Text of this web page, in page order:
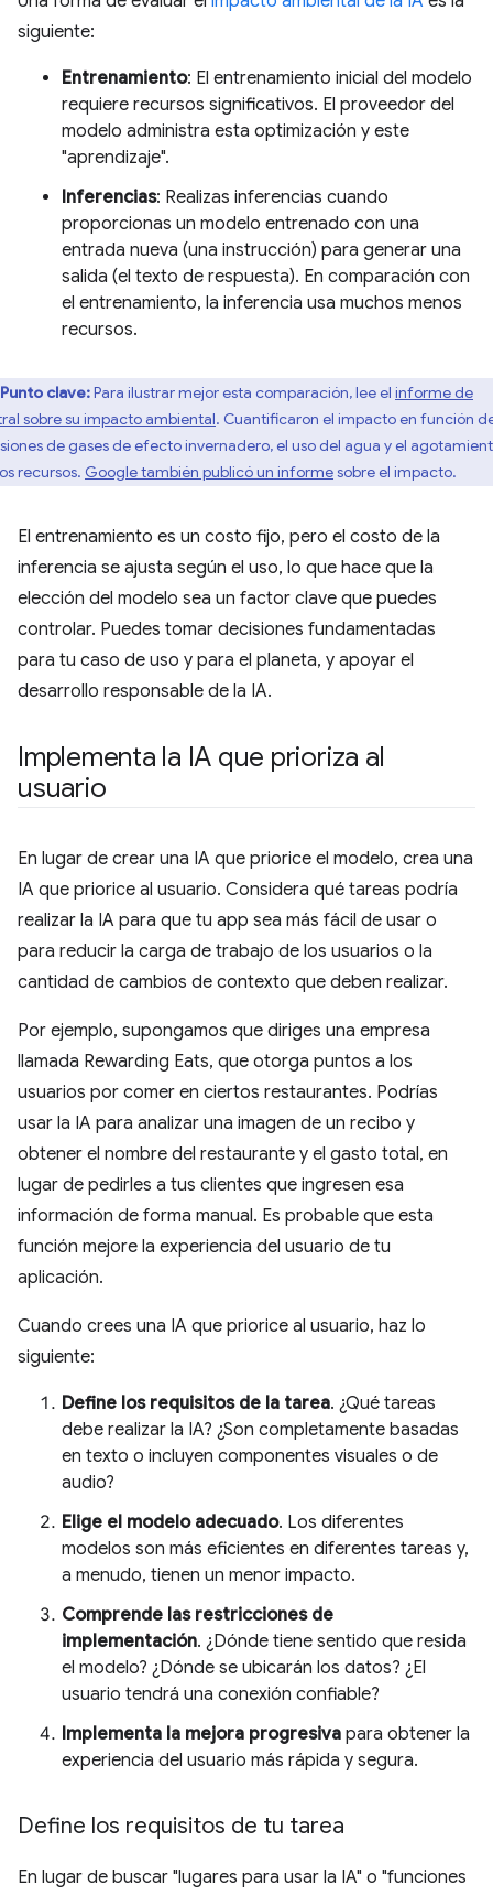
siguiente:
Entrenamiento: El entrenamiento inicial del modelo
requiere recursos significativos. El proveedor del
modelo administra esta optimización y este
"aprendizaje".
Inferencias: Realizas inferencias cuando
proporcionas un modelo entrenado con una
entrada nueva (una instrucción) para generar una
salida (el texto de respuesta). En comparación con
el entrenamiento, la inferencia usa muchos menos
recursos.
Punto clave:Para ilustrar mejor esta comparación, lee el informe de
sobre su impacto ambiental. Cuantificaron el impacto en función
de gases de efecto invernadero, el uso del agua y el
recursos. Google también publicó un informesobre el impacto.
El entrenamiento es un costo fijo, pero el costo de la
inferencia se ajusta según el uso, lo que hace que la
elección del modelo sea un factor clave que puedes
controlar. Puedes tomar decisiones fundamentadas
para tu caso de uso y para el planeta, y apoyar el
desarrollo responsable de la IA.
Implementa la IA que prioriza al
usuario
En lugar de crear una IA que priorice el modelo, crea una
IA que priorice al usuario. Considera qué tareas podría
realizar la IA para que tu app sea más fácil de usar o
para reducir la carga de trabajo de los usuarios o la
cantidad de cambios de contexto que deben realizar.
Por ejemplo, supongamos que diriges una empresa
llamada Rewarding Eats, que otorga puntos a los
usuarios por comer en ciertos restaurantes. Podrías
usar la IA para analizar una imagen de un recibo y
obtener el nombre del restaurante y el gasto total, en
lugar de pedirles a tus clientes que ingresen esa
información de forma manual. Es probable que esta
función mejore la experiencia del usuario de tu
aplicación.
Cuando crees una IA que priorice al usuario, haz lo
siguiente:
Define los requisitos de la tarea. ¿Qué tareas
debe realizar la IA? ¿Son completamente basadas
en texto o incluyen componentes visuales o de
audio?
Elige el modelo adecuado. Los diferentes
modelos son más eficientes en diferentes tareas y,
a menudo, tienen un menor impacto.
Comprende las restricciones de
implementación. ¿Dónde tiene sentido que resida
el modelo? ¿Dónde se ubicarán los datos? ¿El
usuario tendrá una conexión confiable?
Implementa la mejora progresiva para obtener la
experiencia del usuario más rápida y segura.
Define los requisitos de tu tarea
En lugar de buscar "lugares para usar la IA" o "funciones